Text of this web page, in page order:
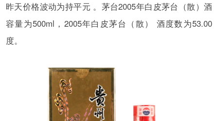
昨天价格波动为持平元 。茅台2005年白皮茅台（散）酒
容量为500ml，2005年白皮茅台（散） 酒度数为53.00
度。